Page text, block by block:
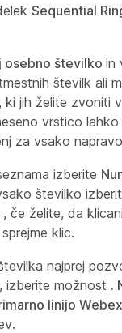
Sequential
osebno številko in
številk ali
ki jih želite zvoniti
vrstico
za vsako
izberite
številko
, če želite, da
klic.
najprej
izberite možnost .
linijo Webex